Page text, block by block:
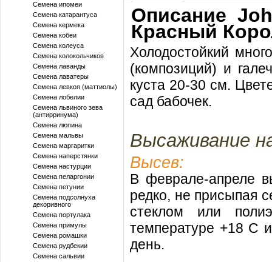
Семена ипомеи
Семена катарантуса
Семена кермека
Семена кобеи
Семена колеуса
Семена колокольчиков
Семена лаванды
Семена лаватеры
Семена левкоя (маттиолы)
Семена лобелии
Семена львиного зева
(антирринума)
Семена люпина
Семена мальвы
Семена маргаритки
Семена наперстянки
Семена настурции
Семена пеларгонии
Семена петунии
Семена подсолнуха
декоривного
Семена портулака
Семена примулы
Семена ромашки
Семена рудбекии
Семена сальвии
Описание
Красный
Холодостойкий
(композиций) и
куста 20-30 см.
сад бабочек.
Высаживание
Высев:
В феврале-апреле
редко, не присыпая
стеклом или
температуре +18 С
день.